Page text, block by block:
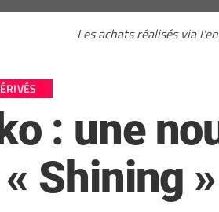
Les achats réalisés via
: une
Shining »